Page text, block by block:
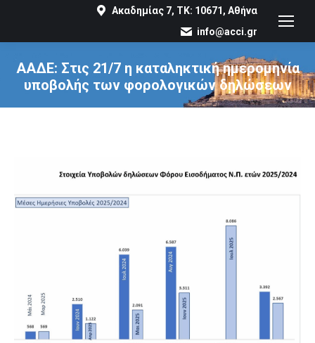
Ακαδημίας 7, ΤΚ: 10671, Αθήνα
info@acci.gr
ΑΑΔΕ: Στις 21/7 η καταληκτική ημερομηνία
υποβολής των φορολογικών δηλώσεων
You are here: